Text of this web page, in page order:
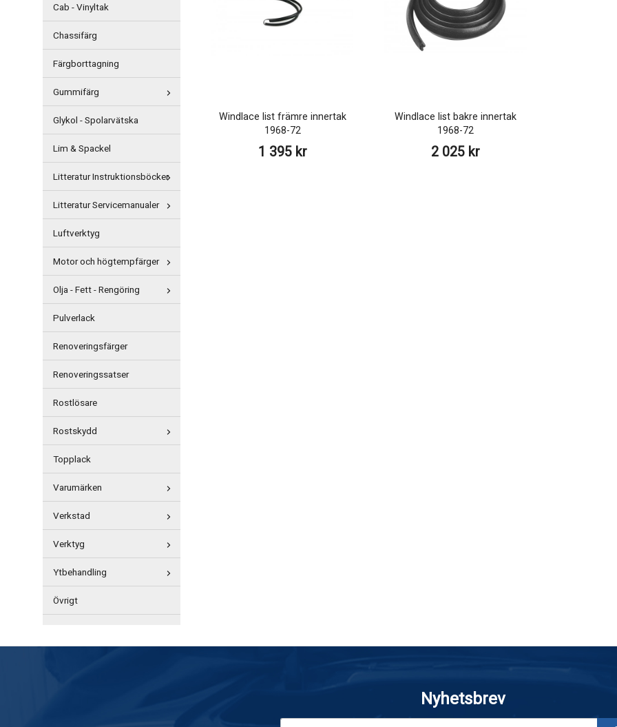
Cab - Vinyltak
Chassifärg
Färgborttagning
Gummifärg
Glykol - Spolarvätska
Lim & Spackel
Litteratur Instruktionsböcker
Litteratur Servicemanualer
Luftverktyg
Motor och högtempfärger
Olja - Fett - Rengöring
Pulverlack
Renoveringsfärger
Renoveringssatser
Rostlösare
Rostskydd
Topplack
Varumärken
Verkstad
Verktyg
Ytbehandling
Övrigt
Windlace list främre innertak
1968-72
1 395 kr
Windlace list bakre innertak
1968-72
2 025 kr
Nyhetsbrev